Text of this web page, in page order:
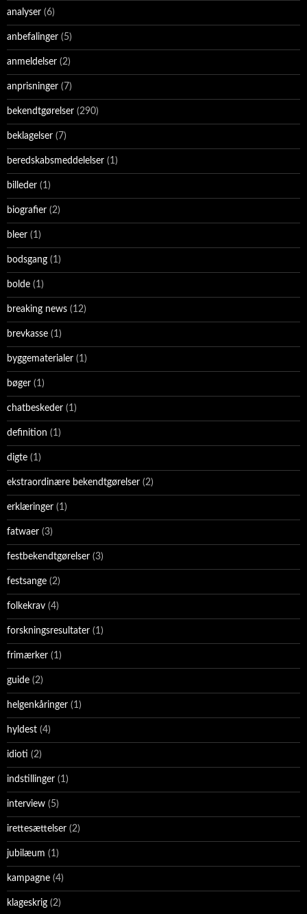
analyser (6)
anbefalinger (5)
anmeldelser (2)
anprisninger (7)
bekendtgørelser (290)
beklagelser (7)
beredskabsmeddelelser (1)
billeder (1)
biografier (2)
bleer (1)
bodsgang (1)
bolde (1)
breaking news (12)
brevkasse (1)
byggematerialer (1)
bøger (1)
chatbeskeder (1)
definition (1)
digte (1)
ekstraordinære bekendtgørelser (2)
erklæringer (1)
fatwaer (3)
festbekendtgørelser (3)
festsange (2)
folkekrav (4)
forskningsresultater (1)
frimærker (1)
guide (2)
helgenkåringer (1)
hyldest (4)
idioti (2)
indstillinger (1)
interview (5)
irettesættelser (2)
jubilæum (1)
kampagne (4)
klageskrig (2)